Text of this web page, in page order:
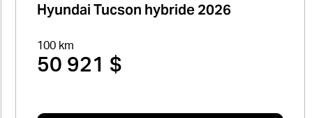
Hyundai Tucson hybride 2026
100 km
50 921 $